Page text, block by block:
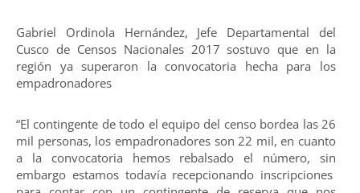
Gabriel Ordinola Hernández, Jefe Departamental del
Cusco de Censos Nacionales 2017 sostuvo que en la
región ya superaron la convocatoria hecha para los
empadronadores
“El contingente de todo el equipo del censo bordea las 26
mil personas, los empadronadores son 22 mil, en cuanto
a la convocatoria hemos rebalsado el número, sin
embargo estamos todavía recepcionando inscripciones